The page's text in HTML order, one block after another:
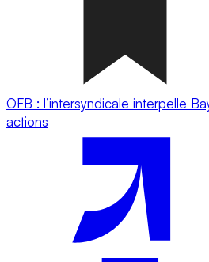
OFB : l’intersyndicale interpelle
actions